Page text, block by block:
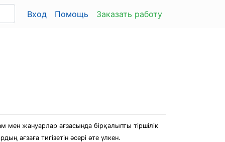
Вход Помощь Заказать работу
жануарлар ағзасында бірқалыпты тіршілік
ағзаға тигізетін әсері өте үлкен.